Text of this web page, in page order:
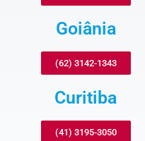
Goiânia
(62) 3142-1343
Curitiba
(41) 3195-3050